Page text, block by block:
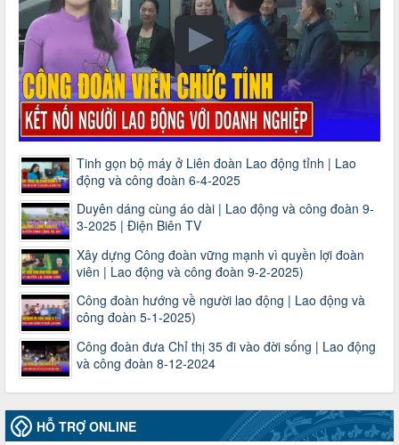
Tinh gọn bộ máy ở Liên đoàn Lao động tỉnh | Lao
động và công đoàn 6-4-2025
Duyên dáng cùng áo dài | Lao động và công đoàn 9-
3-2025 | Điện Biên TV
Xây dựng Công đoàn vững mạnh vì quyền lợi đoàn
viên | Lao động và công đoàn 9-2-2025)
Công đoàn hướng về người lao động | Lao động và
công đoàn 5-1-2025)
Công đoàn đưa Chỉ thị 35 đi vào đời sống | Lao động
và công đoàn 8-12-2024
HỖ TRỢ ONLINE